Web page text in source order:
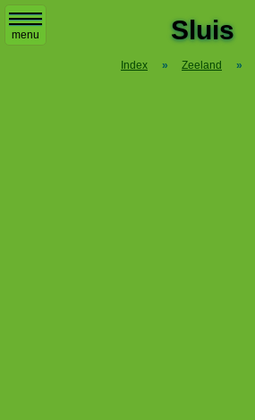
menu Sluis
Index » Zeeland »